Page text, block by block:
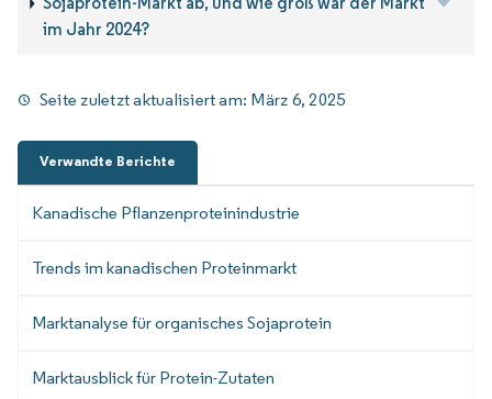
im Jahr 2024?
Seite zuletzt aktualisiert am: März 6, 2025
Verwandte Berichte
Kanadische Pflanzenproteinindustrie
Trends im kanadischen Proteinmarkt
Marktanalyse für organisches Sojaprotein
Marktausblick für Protein-Zutaten